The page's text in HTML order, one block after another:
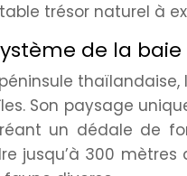
trésor naturel à
de la
Son paysage
un dédale de
jusqu’à 300